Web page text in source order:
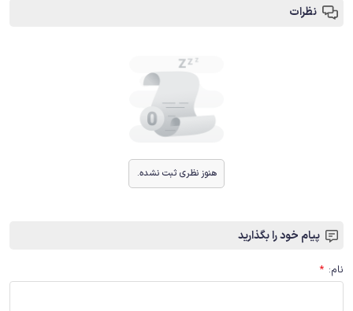
نظرات
هنوز نظری ثبت نشده.
پیام خود را بگذارید
نام:
*